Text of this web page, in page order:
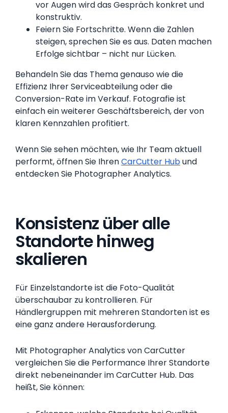
vor Augen wird das Gespräch konkret und
konstruktiv.
Feiern Sie Fortschritte. Wenn die Zahlen
steigen, sprechen Sie es aus. Daten machen
Erfolge sichtbar – nicht nur Lücken.
Behandeln Sie das Thema genauso wie die
Effizienz Ihrer Serviceabteilung oder die
Conversion-Rate im Verkauf. Fotografie ist
einfach ein weiterer Geschäftsbereich, der von
klaren Kennzahlen profitiert.
Wenn Sie sehen möchten, wie Ihr Team aktuell
performt, öffnen Sie IhrenCarCutter Hubund
entdecken Sie Photographer Analytics.
Konsistenz über alle
Standorte hinweg
skalieren
Für Einzelstandorte ist die Foto-Qualität
überschaubar zu kontrollieren. Für
Händlergruppen mit mehreren Standorten ist es
eine ganz andere Herausforderung.
Mit Photographer Analytics von CarCutter
vergleichen Sie die Performance Ihrer Standorte
direkt nebeneinander im CarCutter Hub. Das
heißt, Sie können: